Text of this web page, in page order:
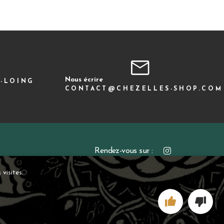
LOING Nous écrire
CONTACT@CHEZELLES-SHOP.COM
Rendez-vous sur :
X
visites.